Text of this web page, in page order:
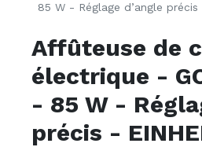
85 W - Réglage d’angle précis
Affûteuse de
électrique -
- 85 W -
précis -